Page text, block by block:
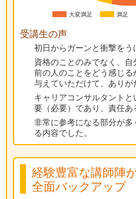
大変満足 満足
受講生の声
初日からガーンと衝撃をう
資格のことのみでなく、
前の人のことをどう感じ
与えていただけて、ありが
キャリアコンサルタント
要（必要）であり、責任あ
非常に参考になる部分が
る内容でした。
経験豊富な講師陣
全面バックアップ